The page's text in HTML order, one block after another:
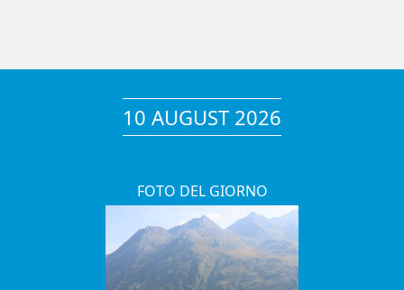
10 AUGUST 2026
FOTO DEL GIORNO